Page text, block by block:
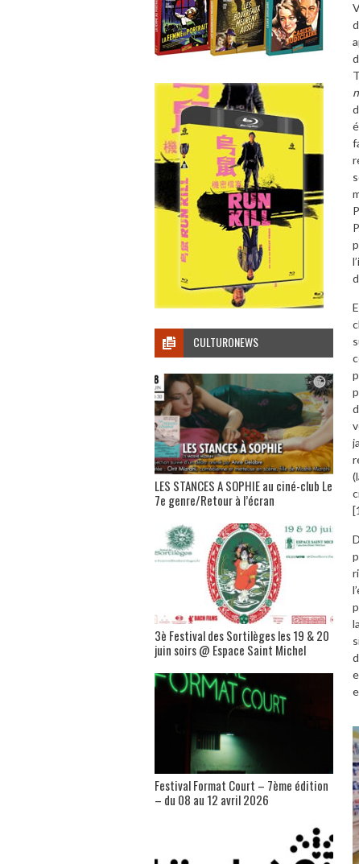
CULTURONEWS
LES STANCES A SOPHIE au ciné-club Le
7e genre/Retour à l’écran
3è Festival des Sortilèges les 19 & 20
juin soirs @ Espace Saint Michel
Festival Format Court – 7ème édition
– du 08 au 12 avril 2026